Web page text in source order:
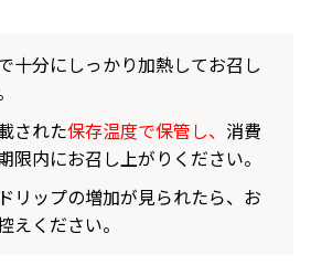
十分にしっかり加熱してお召し
された保存温度で保管し、 消費
限内にお召し上がりください。
リップの増加が見られたら、お
えください。